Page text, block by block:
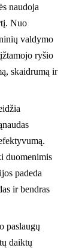
naudoja
Nuo
valdymo
ryšio
skaidrumą ir
duomenimis
padeda
ir bendras
paslaugų
daiktų